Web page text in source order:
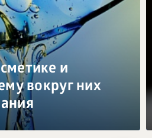
и
вокруг них